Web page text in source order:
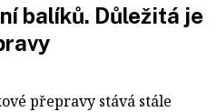
balíků. Důležitá je
přepravy stává stále